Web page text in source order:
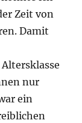
Zeit von
Damit
nur
ein